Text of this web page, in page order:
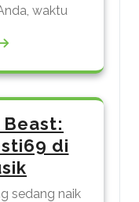
waktu
di
sedang naik